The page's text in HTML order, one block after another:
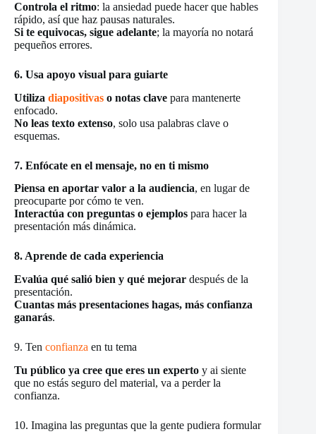
Controla el ritmo: la ansiedad puede hacer que hables
rápido, así que haz pausas naturales.
Si te equivocas, sigue adelante; la mayoría no notará
pequeños errores.
6. Usa apoyo visual para guiarte
Utiliza diapositivas o notas clave para mantenerte
enfocado.
No leas texto extenso, solo usa palabras clave o
esquemas.
7. Enfócate en el mensaje, no en ti mismo
Piensa en aportar valor a la audiencia, en lugar de
preocuparte por cómo te ven.
Interactúa con preguntas o ejemplos para hacer la
presentación más dinámica.
8. Aprende de cada experiencia
Evalúa qué salió bien y qué mejorar después de la
presentación.
Cuantas más presentaciones hagas, más confianza
ganarás.
9. Ten confianza en tu tema
Tu público ya cree que eres un experto y ai siente
que no estás seguro del material, va a perder la
confianza.
10. Imagina las preguntas que la gente pudiera formular